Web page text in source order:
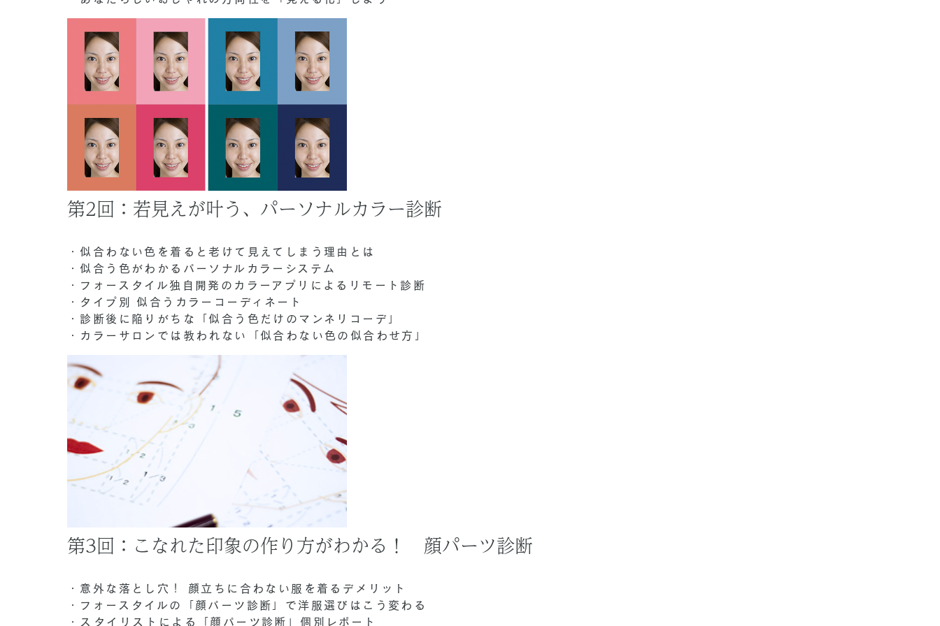
第2回：若見えが叶う、パーソナルカラー診断
・似合わない色を着ると老けて見えてしまう理由とは
・似合う色がわかるパーソナルカラーシステム
・フォースタイル独自開発のカラーアプリによるリモート診断
・タイプ別 似合うカラーコーディネート
・診断後に陥りがちな「似合う色だけのマンネリコーデ」
・カラーサロンでは教われない「似合わない色の似合わせ方」
第3回：こなれた印象の作り方がわかる！ 顔パーツ診断
・意外な落とし穴！ 顔立ちに合わない服を着るデメリット
・フォースタイルの「顔パーツ診断」で洋服選びはこう変わる
・スタイリストによる「顔パーツ診断」個別レポート